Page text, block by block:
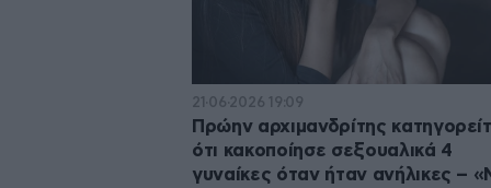
21·06·2026 19:09
Πρώην αρχιμανδρίτης
ότι κακοποίησε σεξουαλικά 4
γυναίκες όταν ήταν ανήλικες –